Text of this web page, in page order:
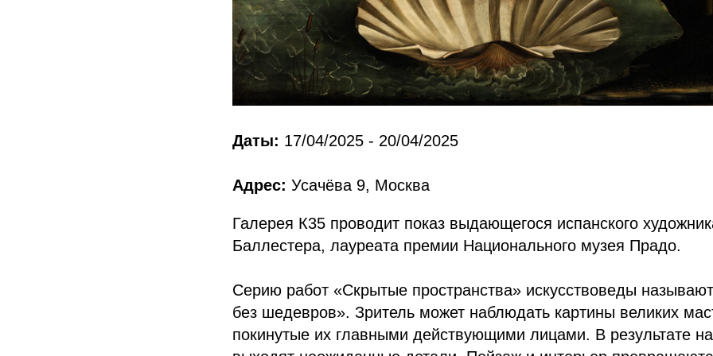
Даты: 17/04/2025 - 20/04/2025
Адрес: Усачёва 9, Москва
Галерея К35 проводит показ выдающегося испанского
Баллестера, лауреата премии Национального музея Прадо.
Серию работ «Скрытые пространства» искусствоведы
без шедевров». Зритель может наблюдать картины великих
покинутые их главными действующими лицами. В результате